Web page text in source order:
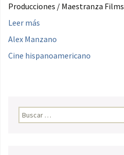
Producciones / Maestranza Films
Leer más
Alex Manzano
Cine hispanoamericano
Buscar: